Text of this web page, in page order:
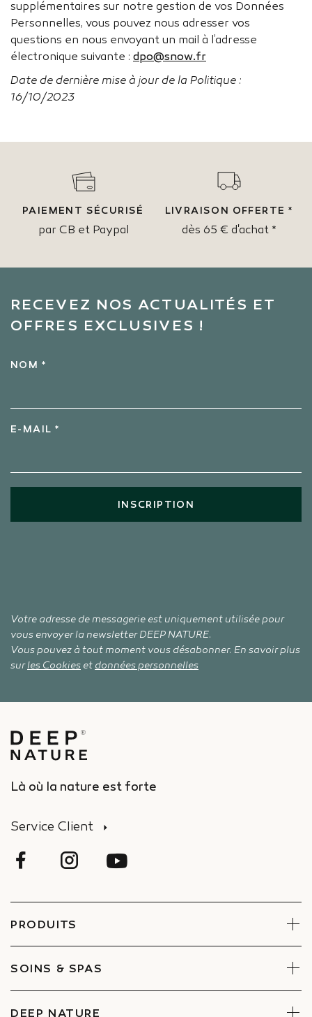
supplémentaires sur notre gestion de vos Données
Personnelles, vous pouvez nous adresser vos
questions en nous envoyant un mail à l’adresse
électronique suivante : dpo@snow.fr
Date de dernière mise à jour de la Politique :
16/10/2023
PAIEMENT SÉCURISÉ
par CB et Paypal
LIVRAISON OFFERTE *
dès 65 € d'achat *
RECEVEZ NOS ACTUALITÉS ET
OFFRES EXCLUSIVES !
NOM *
E-MAIL *
INSCRIPTION
Votre adresse de messagerie est uniquement utilisée pour
vous envoyer la newsletter DEEP NATURE.
Vous pouvez à tout moment vous désabonner. En savoir plus
surles Cookies et données personnelles
Là où la nature est forte
Service Client
PRODUITS
Visage
Corps
Coffrets
SOINS & SPAS
Réserver un soin
Trouver un Spa
DEEP NATURE